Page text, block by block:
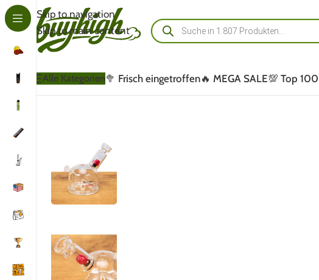
Skip to navigation
Skip to main content
Alle Kategorien🥦 Frisch eingetroffen🔥 MEGA SALE💯 Top 100